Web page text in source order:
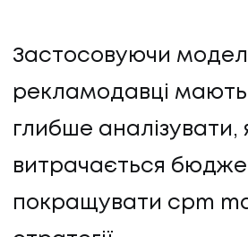
Застосовуючи
рекламодавці
глибше аналізувати,
витрачається
покращувати cpm